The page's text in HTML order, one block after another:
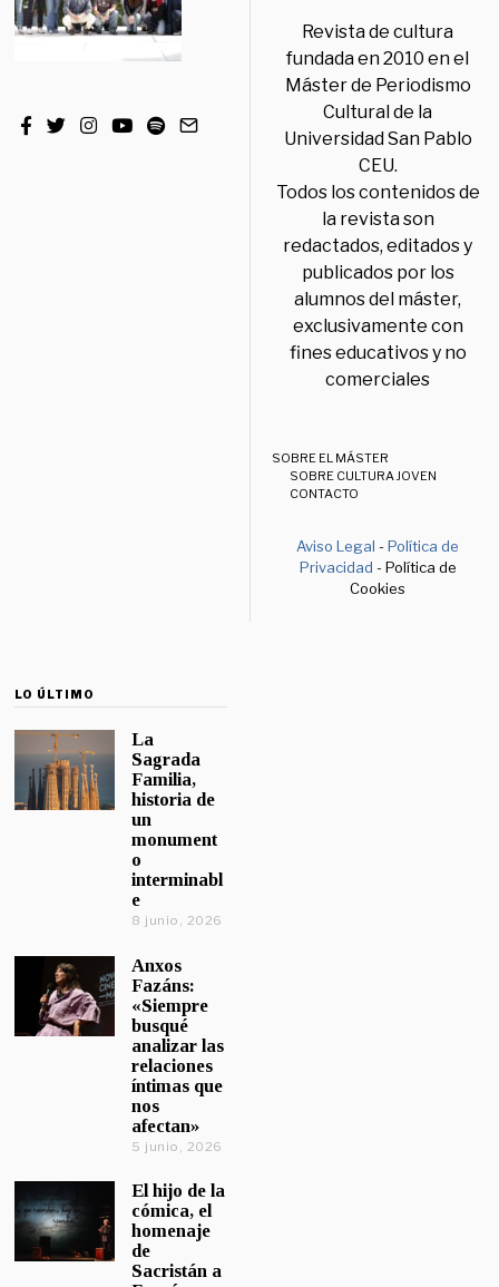
Revista de cultura
fundada en 2010 en el
Máster de Periodismo
Cultural de la
Universidad San Pablo
CEU.
Todos los contenidos de
la revista son
redactados, editados y
publicados por los
alumnos del máster,
exclusivamente con
fines educativos y no
comerciales
SOBRE EL MÁSTER
SOBRE CULTURA JOVEN
CONTACTO
Aviso Legal -Política de
Privacidad - Política de
Cookies
LO ÚLTIMO
La
Sagrada
Familia,
historia de
un
monument
o
interminabl
e
8 junio, 2026
Anxos
Fazáns:
«Siempre
busqué
analizar las
relaciones
íntimas que
nos
afectan»
5 junio, 2026
El hijo de la
cómica, el
homenaje
de
Sacristán a